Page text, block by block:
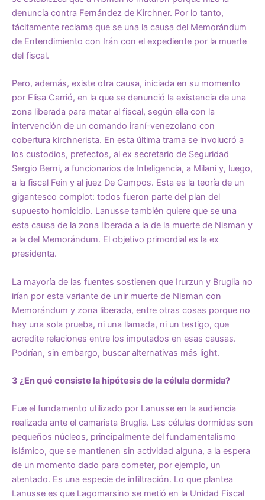
denuncia contra Fernández de Kirchner. Por lo tanto,
tácitamente reclama que se una la causa del Memorándum
de Entendimiento con Irán con el expediente por la muerte
del fiscal.
Pero, además, existe otra causa, iniciada en su momento
por Elisa Carrió, en la que se denunció la existencia de una
zona liberada para matar al fiscal, según ella con la
intervención de un comando iraní-venezolano con
cobertura kirchnerista. En esta última trama se involucró a
los custodios, prefectos, al ex secretario de Seguridad
Sergio Berni, a funcionarios de Inteligencia, a Milani y, luego,
a la fiscal Fein y al juez De Campos. Esta es la teoría de un
gigantesco complot: todos fueron parte del plan del
supuesto homicidio. Lanusse también quiere que se una
esta causa de la zona liberada a la de la muerte de Nisman y
a la del Memorándum. El objetivo primordial es la ex
presidenta.
La mayoría de las fuentes sostienen que Irurzun y Bruglia no
irían por esta variante de unir muerte de Nisman con
Memorándum y zona liberada, entre otras cosas porque no
hay una sola prueba, ni una llamada, ni un testigo, que
acredite relaciones entre los imputados en esas causas.
Podrían, sin embargo, buscar alternativas más light.
3 ¿En qué consiste la hipótesis de la célula dormida?
Fue el fundamento utilizado por Lanusse en la audiencia
realizada ante el camarista Bruglia. Las células dormidas son
pequeños núcleos, principalmente del fundamentalismo
islámico, que se mantienen sin actividad alguna, a la espera
de un momento dado para cometer, por ejemplo, un
atentado. Es una especie de infiltración. Lo que plantea
Lanusse es que Lagomarsino se metió en la Unidad Fiscal